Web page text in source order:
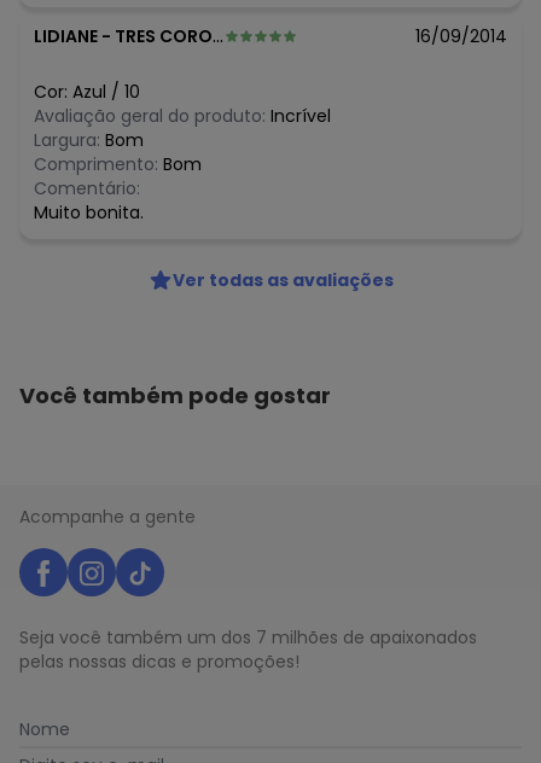
abril/2026 N/D*
fevereiro/2026
LIDIANE - TRES COROAS - RS 16/09/2014
Cor: Azul / 10
Avaliação geral do produto: Incrível
Largura: Bom
Comprimento: Bom
Comentário:
Muito bonita.
Ver todas as avaliações
Você também pode gostar
Acompanhe a gente
Seja você também um dos 7 milhões de apaixonados
pelas nossas dicas e promoções!
Nome